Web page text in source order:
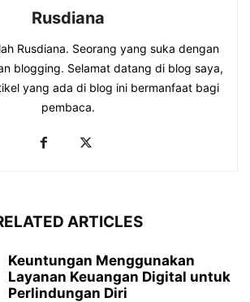
Rusdiana
Rusdiana. Seorang yang suka dengan
blogging. Selamat datang di blog saya,
yang ada di blog ini bermanfaat bagi
pembaca.
ARTICLES
Keuntungan Menggunakan
Layanan Keuangan Digital untuk
Perlindungan Diri